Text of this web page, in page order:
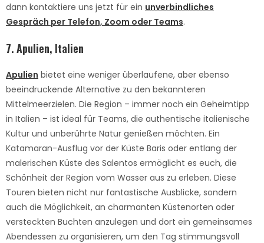
dann kontaktiere uns jetzt für ein unverbindliches
Gespräch per Telefon, Zoom oder Teams.
7. Apulien, Italien
Apulien bietet eine weniger überlaufene, aber ebenso
beeindruckende Alternative zu den bekannteren
Mittelmeerzielen. Die Region – immer noch ein Geheimtipp
in Italien – ist ideal für Teams, die authentische italienische
Kultur und unberührte Natur genießen möchten. Ein
Katamaran-Ausflug vor der Küste Baris oder entlang der
malerischen Küste des Salentos ermöglicht es euch, die
Schönheit der Region vom Wasser aus zu erleben. Diese
Touren bieten nicht nur fantastische Ausblicke, sondern
auch die Möglichkeit, an charmanten Küstenorten oder
versteckten Buchten anzulegen und dort ein gemeinsames
Abendessen zu organisieren, um den Tag stimmungsvoll